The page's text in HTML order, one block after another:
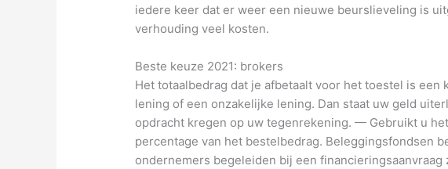
iedere keer dat er weer een nieuwe beurslieveling is
verhouding veel kosten.
Beste keuze 2021: brokers
Het totaalbedrag dat je afbetaalt voor het toestel is een
lening of een onzakelijke lening. Dan staat uw geld
opdracht kregen op uw tegenrekening. — Gebruikt u
percentage van het bestelbedrag. Beleggingsfondsen
ondernemers begeleiden bij een